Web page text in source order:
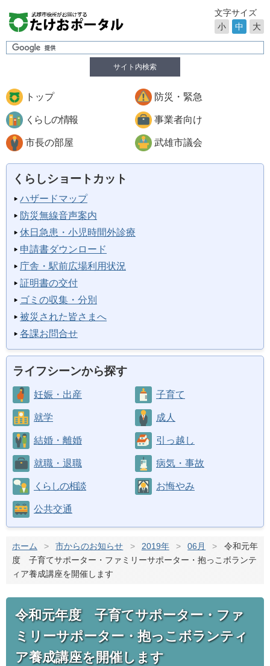
サイト内検索
文字サイズ
小
中 大
トップ 防災・緊急
くらしの情報 事業者向け
市長の部屋 武雄市議会
くらしショートカット
ハザードマップ
防災無線音声案内
休日急患・小児時間外診療
申請書ダウンロード
庁舎・駅前広場利用状況
証明書の交付
ゴミの収集・分別
被災された皆さまへ
各課お問合せ
ライフシーンから探す
妊娠・出産 子育て
就学 成人
結婚・離婚 引っ越し
就職・退職 病気・事故
くらしの相談 お悔やみ
公共交通
ホーム > 市からのお知らせ > 2019年 > 06月 >
令和元年
度 子育てサポーター・ファミリーサポーター・抱っこボランテ
ィア養成講座を開催します
令和元年度 子育てサポーター・ファ
ミリーサポーター・抱っこボランティ
ア養成講座を開催します